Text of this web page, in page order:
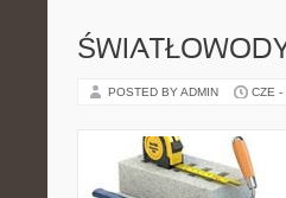
POSTED BY ADMIN CZE -